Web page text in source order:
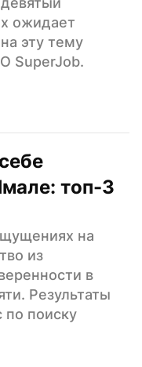
ожидает
эту тему
SuperJob.
топ-3
на
из
в
Результаты
по поиску